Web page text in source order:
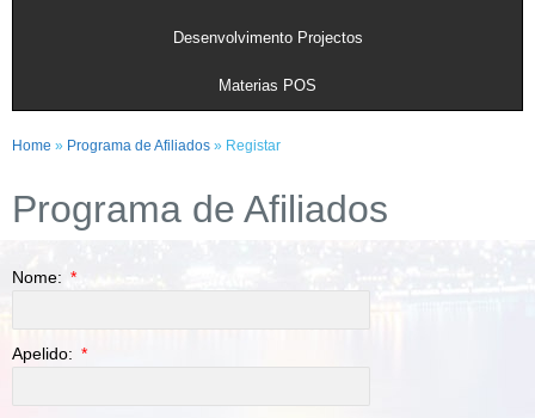
Desenvolvimento Projectos
Materias POS
Home » Programa de Afiliados » Registar
Programa de Afiliados
Nome:
Apelido: